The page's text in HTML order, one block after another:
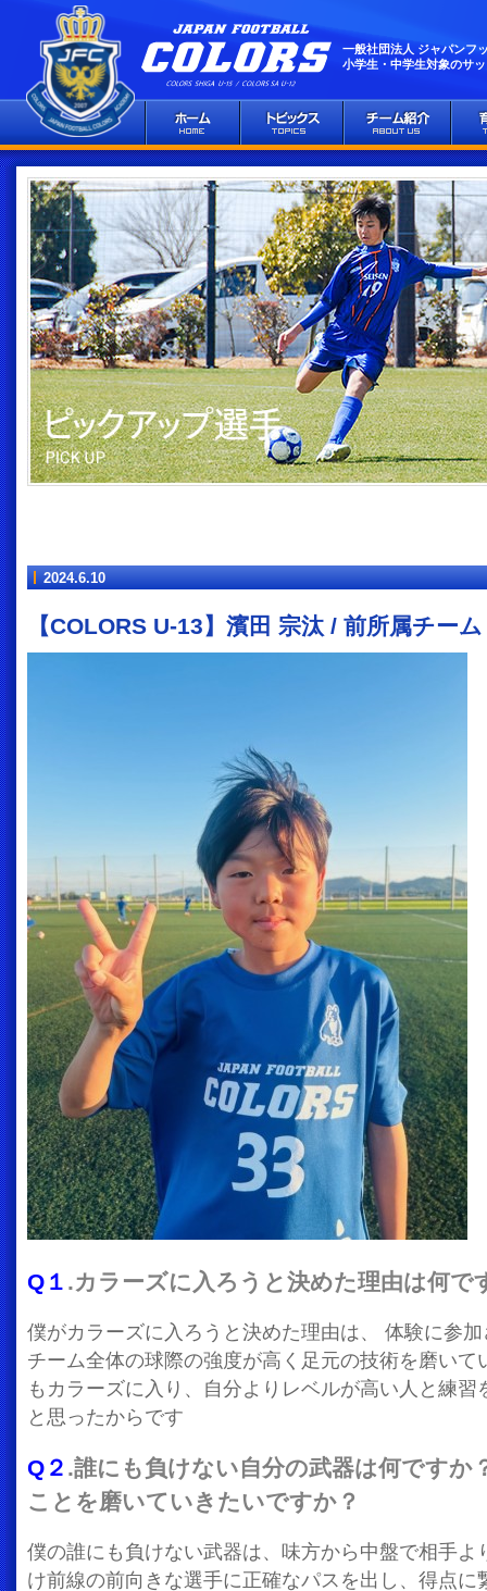
一般社団法人 ジャパンフ
小学生・中学生対象のサ
2024.6.10
【COLORS U-13】濱田 宗汰 / 前所属チー
Q１ .カラーズに入ろうと決めた理由は何で
僕がカラーズに入ろうと決めた理由は、 体験に参
チーム全体の球際の強度が高く足元の技術を磨いて
もカラーズに入り、自分よりレベルが高い人と練習
と思ったからです
Q２ .誰にも負けない自分の武器は何ですか
ことを磨いていきたいですか？
僕の誰にも負けない武器は、味方から中盤で相手よ
け前線の前向きな選手に正確なパスを出し、得点に